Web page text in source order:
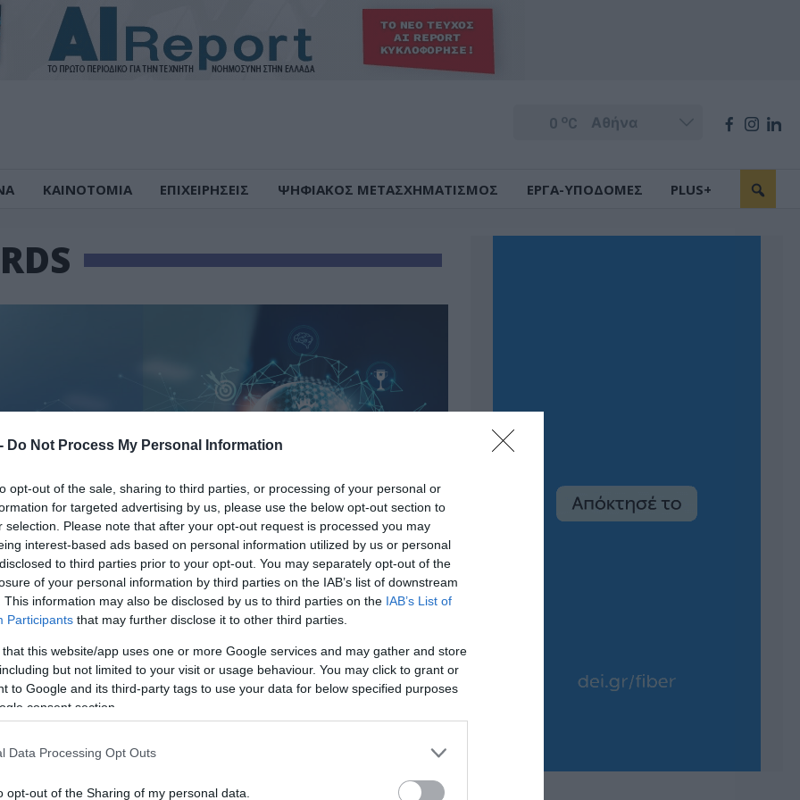
Do Not Process My Personal Information
opt-out of the sale, sharing to third parties, or processing of your personal or
for targeted advertising by us, please use the below opt-out section to
selection. Please note that after your opt-out request is processed you may
interest-based ads based on personal information utilized by us or personal
to third parties prior to your opt-out. You may separately opt-out of the
of your personal information by third parties on the IAB’s list of downstream
This information may also be disclosed by us to third parties on the IAB’s List of
Participants that may further disclose it to other third parties.
that this website/app uses one or more Google services and may gather and store
but not limited to your visit or usage behaviour. You may click to grant or
to Google and its third-party tags to use your data for below specified purposes
consent section.
Data Processing Opt Outs
opt-out of the Sharing of my personal data.
0 oC
ΚΑΙΝΟΤΟΜΙΑ ΕΠΙΧΕΙΡΗΣΕΙΣ ΨΗΦΙΑΚΟΣ ΜΕΤΑΣΧΗΜΑΤΙΣΜΟΣ ΕΡΓΑ-ΥΠΟΔΟΜΕΣ PLUS+